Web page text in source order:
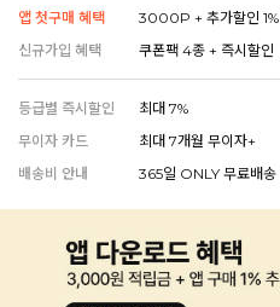
EVERY, SAY
앱 첫구매 혜택 3000P + 추가할인 1%
신규가입 혜택
쿠폰팩 4종 + 즉시할인
등급별 즉시할인
최대 7%
무이자 카드
최대 7개월 무이자+
배송비 안내
365일 ONLY 무료배송